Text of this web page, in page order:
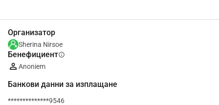
Организатор
Sherina Nirsoe
Бенефициентinfo
Anoniem
Банкови данни за изплащане
**************9546